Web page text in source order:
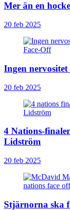
Mer än en
20 feb 2025
Ingen
20 feb 2025
4 Nations-
Lidström
20 feb 2025
Stjärnorna ska